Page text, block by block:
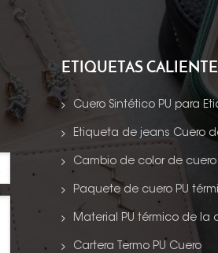
ETIQUETAS
Cuero Sintético PU para
Etiqueta de jeans Cuero
Cambio de color de cuero
Paquete de cuero PU
Material PU térmico de la
Cartera Termo PU Cuero